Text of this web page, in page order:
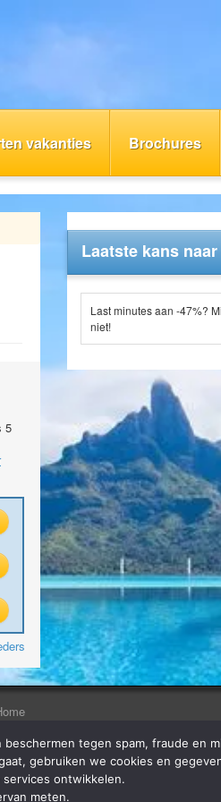
vakanties Brochures
5
Laatste kans
Last minutes aan -47%?
niet!
Belgie
tegen spam, fraude en
gebruiken we cookies en
ontwikkelen.
meten.